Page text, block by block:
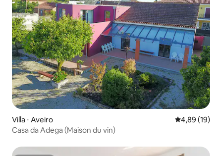
Villa ⋅ Aveiro Évaluation
4,89 (19)
Casa da Adega (Maison du vin)